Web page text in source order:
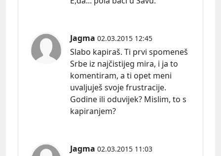
Jagma 02.03.2015 12:45
Slabo kapiraš. Ti prvi spomeneš
Srbe iz najčistijeg mira, i ja to
komentiram, a ti opet meni
uvaljuješ svoje frustracije.
Godine ili oduvijek? Mislim, to s
kapiranjem?
Jagma 02.03.2015 11:03